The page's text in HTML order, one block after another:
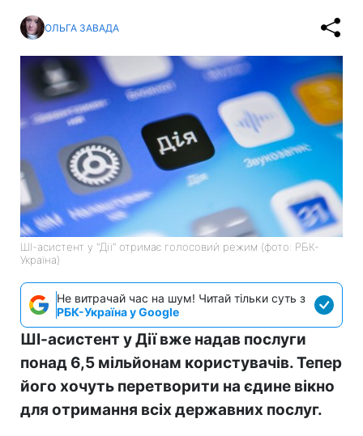
ОЛЬГА ЗАВАДА
ШІ-асистент у "Дії" отримає голосовий режим (фото: РБК-
Україна)
Не витрачай час на шум! Читай тільки суть з
РБК-Україна у Google
ШІ-асистент у Дії вже надав послуги
понад 6,5 мільйонам користувачів. Тепер
його хочуть перетворити на єдине вікно
для отримання всіх державних послуг.